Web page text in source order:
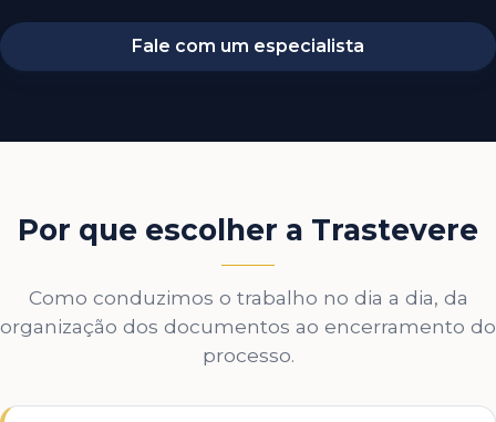
Fale com um especialista
Por que escolher a Trastevere
Como conduzimos o trabalho no dia a dia, da
organização dos documentos ao encerramento do
processo.